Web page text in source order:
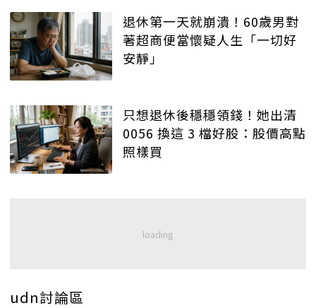
退休第一天就崩潰！60歲男對
著超商便當懷疑人生「一切好
安靜」
只想退休後穩穩領錢！她出清
0056 換這 3 檔好股：股價高點
照樣買
udn討論區